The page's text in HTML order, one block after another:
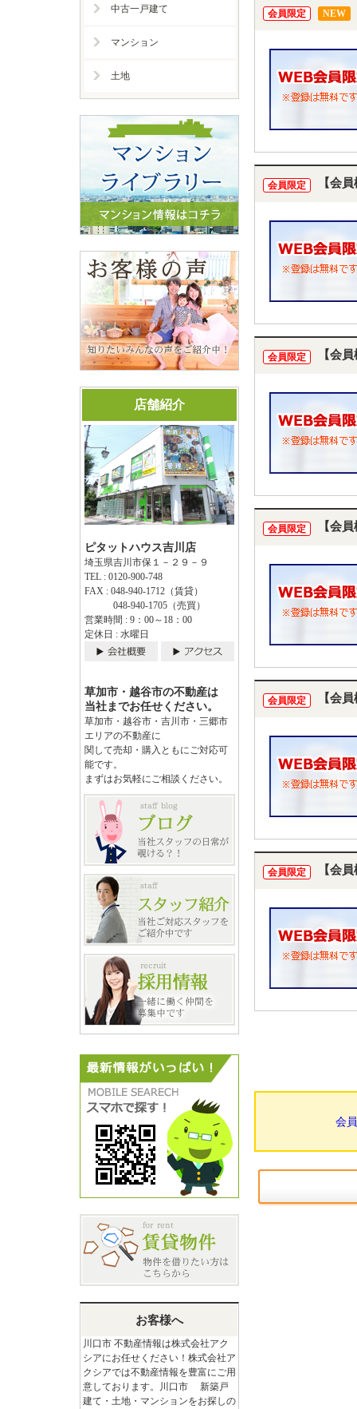
会員限定 NEW
会員限定 【会
会員限定 【会
会員限定 【会
会員限定 【会
会員限定 【会
会
中古一戸建て
マンション
土地
店舗紹介
ピタットハウス吉川店
埼玉県吉川市保１－２９－９
TEL : 0120-900-748
FAX : 048-940-1712（賃貸）
048-940-1705（売買）
営業時間 : 9：00～18：00
定休日 : 水曜日
草加市・越谷市の不動産は
当社までお任せください。
草加市・越谷市・吉川市・三郷市
エリアの不動産に
関して売却・購入ともにご対応可
能です。
まずはお気軽にご相談ください。
お客様へ
川口市 不動産情報は株式会社アク
シアにお任せください！株式会社ア
クシアでは不動産情報を豊富にご用
意しております。川口市 新築戸
建て・土地・マンションをお探しの